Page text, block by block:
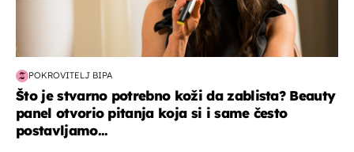
POKROVITELJ BIPA
Što je stvarno potrebno koži da zablista? Beauty
panel otvorio pitanja koja si i same često
postavljamo...